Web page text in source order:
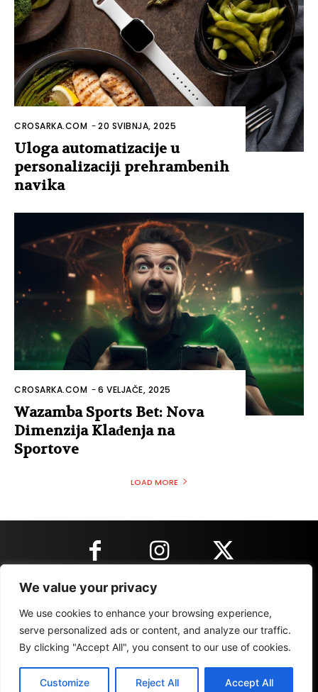
We value your privacy
We use cookies to enhance your browsing experience,
serve personalized ads or content, and analyze our traffic.
By clicking "Accept All", you consent to our use of cookies.
Customize Reject All Accept All
CROSARKA.COM -20 SVIBNJA, 2025
Uloga automatizacije u
personalizaciji prehrambenih
navika
CROSARKA.COM -6 VELJAČE, 2025
Wazamba Sports Bet: Nova
Dimenzija Klađenja na
Sportove
LOAD MORE
KONTAKT INFORMACIJE
IMPRESSUM MARKETING REZULTATI